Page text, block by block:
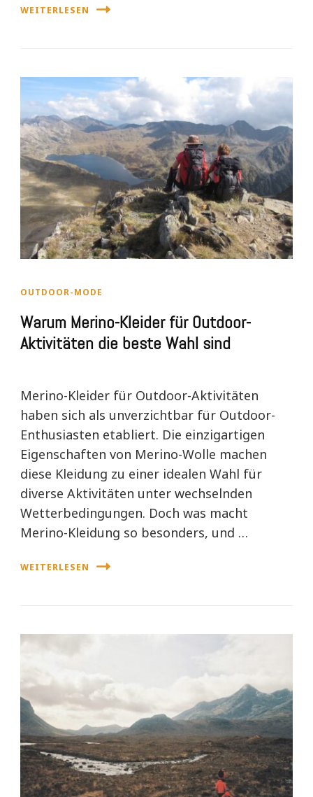
WEITERLESEN
OUTDOOR-MODE
Warum Merino-Kleider für Outdoor-
Aktivitäten die beste Wahl sind
Merino-Kleider für Outdoor-Aktivitäten
haben sich als unverzichtbar für Outdoor-
Enthusiasten etabliert. Die einzigartigen
Eigenschaften von Merino-Wolle machen
diese Kleidung zu einer idealen Wahl für
diverse Aktivitäten unter wechselnden
Wetterbedingungen. Doch was macht
Merino-Kleidung so besonders, und …
WEITERLESEN